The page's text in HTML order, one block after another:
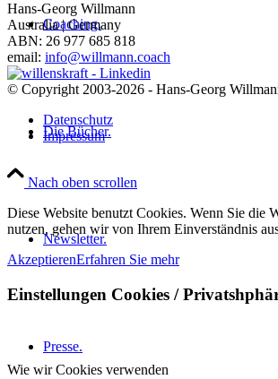
Coaching.
Die Bücher.
Newsletter.
Presse.
Hans-Georg Willmann
Australia | Germany
ABN: 26 977 685 818
email: info@willmann.coach
© Copyright 2003-2026 - Hans-Georg
Datenschutz
Impressum
Nach oben scrollen
Diese Website benutzt Cookies. Wenn Sie die
nutzen, gehen wir von Ihrem Einverständnis
AkzeptierenErfahren Sie mehr
Einstellungen Cookies /
Wie wir Cookies verwenden